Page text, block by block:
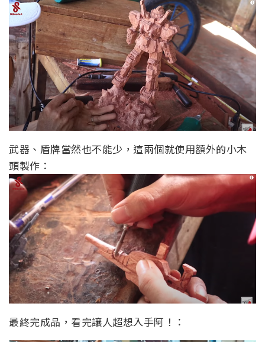
武器、盾牌當然也不能少，這兩個就使用額外的小木
頭製作：
最終完成品，看完讓人超想入手阿！：